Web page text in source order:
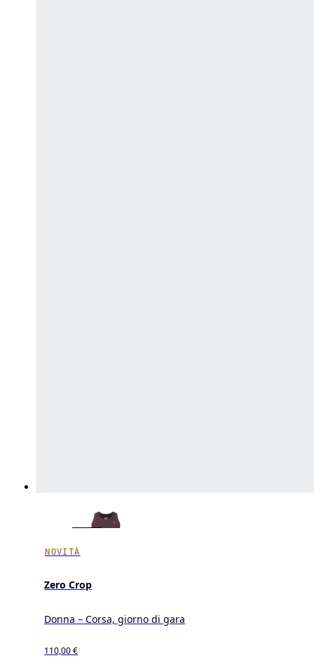
NOVITÀ
Zero Crop
Donna – Corsa, giorno di gara
110,00 €